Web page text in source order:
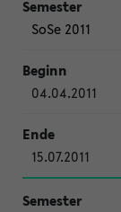
SoSe 2011
04.04.2011
15.07.2011